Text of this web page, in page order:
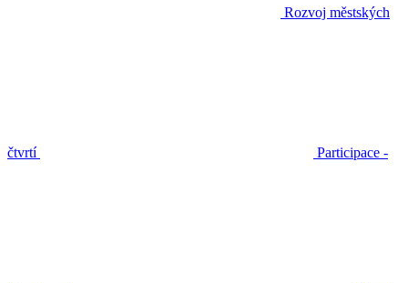
Rozvoj městských
čtvrtí Participace -